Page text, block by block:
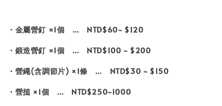
・金屬營釘 ×1個 … NTD$60~ $120
・鍛造營釘 ×1個 … NTD$100 ~ $200
・營繩(含調節片) ×1條 … NTD$30 ~ $150
・營搥 ×1個 … NTD$250~1000